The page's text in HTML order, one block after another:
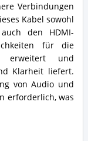
Verbindungen
Kabel sowohl
auch den HDMI-
für die
erweitert und
Klarheit liefert.
von Audio und
erforderlich, was